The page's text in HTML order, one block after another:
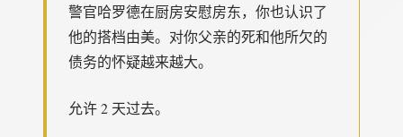
警官哈罗德在厨房安慰房东，你也认识了
他的搭档由美。对你父亲的死和他所欠的
债务的怀疑越来越大。
允许 2 天过去。